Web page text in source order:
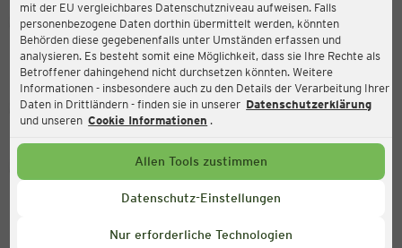
mit der EU vergleichbares Datenschutzniveau aufweisen. Falls
personenbezogene Daten dorthin übermittelt werden, könnten
Behörden diese gegebenenfalls unter Umständen erfassen und
analysieren. Es besteht somit eine Möglichkeit, dass sie Ihre Rechte als
Betroffener dahingehend nicht durchsetzen könnten. Weitere
Informationen - insbesondere auch zu den Details der Verarbeitung Ihrer
Daten in Drittländern - finden sie in unserer Datenschutzerklärung
und unseren Cookie Informationen .
Allen Tools zustimmen
Datenschutz-Einstellungen
Nur erforderliche Technologien
Ernsting's family
Eysselheideweg 1-7, 38518 Gifhorn
Aktuell:
Geschlossen
Service Hotline
+49 (0) 2546 / 98 999 98